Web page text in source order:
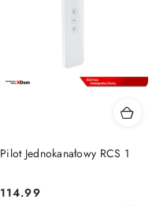
Pilot Jednokanałowy RCS 1
Cena:
114.99